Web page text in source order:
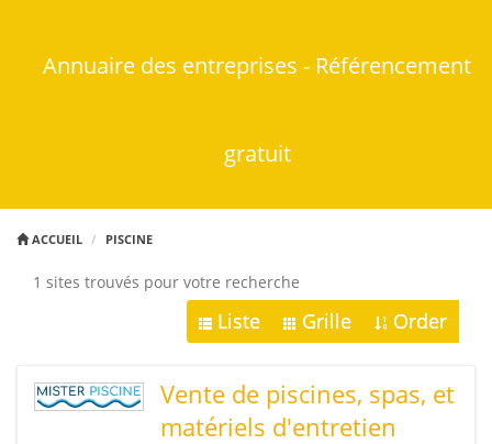
Annuaire des entreprises - Référencement
gratuit
ACCUEIL PISCINE
1 sites trouvés pour votre recherche
Liste Grille Order
Vente de piscines, spas, et
matériels d'entretien